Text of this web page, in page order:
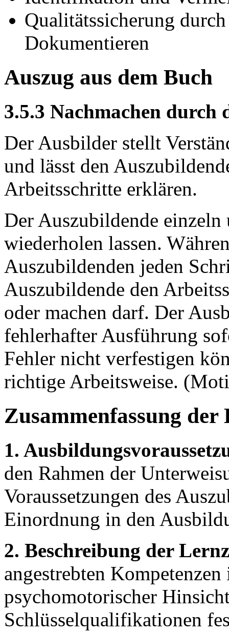
Qualitätssicherung
Dokumentieren
Auszug aus dem Buch
3.5.3 Nachmachen durch
Der Ausbilder stellt
und lässt den
Arbeitsschritte erklären.
Der Auszubildende
wiederholen lassen.
Auszubildenden jeden
Auszubildende den
oder machen darf. Der
fehlerhafter Ausführung
Fehler nicht verfestigen
richtige Arbeitsweise.
Zusammenfassung der
1.
den Rahmen der
Voraussetzungen des
Einordnung in den
2. Beschreibung der
angestrebten
psychomotorischer
Schlüsselqualifikationen